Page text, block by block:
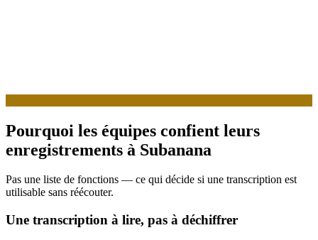
Pourquoi les équipes confient leurs
enregistrements à Subanana
Pas une liste de fonctions — ce qui décide si une transcription est
utilisable sans réécouter.
Une transcription à lire, pas à déchiffrer